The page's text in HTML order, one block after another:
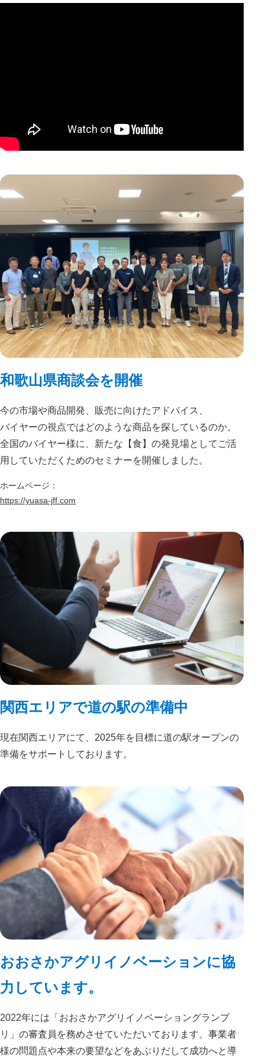
和歌山県商談会を開催
今の市場や商品開発、販売に向けたアドバイス、
バイヤーの視点ではどのような商品を探しているのか。
全国のバイヤー様に、新たな【食】の発見場としてご活
用していただくためのセミナーを開催しました。
ホームページ：
https://yuasa-jff.com
関西エリアで道の駅の準備中
現在関西エリアにて、2025年を目標に道の駅オープンの
準備をサポートしております。
おおさかアグリイノベーションに協
力しています。
2022年には「おおさかアグリイノベーショングランプ
リ」の審査員を務めさせていただいております。事業者
様の問題点や本来の要望などをあぶりだして成功へと導